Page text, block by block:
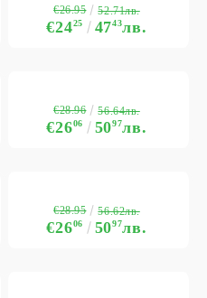
€2425 4743лв.
€26.95 52.71лв.
€2606 5097лв.
€28.96 56.64лв.
€2606 5097лв.
€28.95 56.62лв.